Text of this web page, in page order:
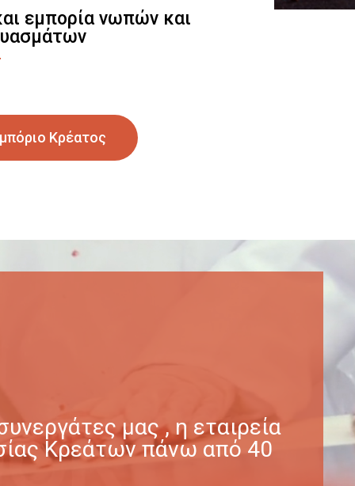
εμπορία νωπών και
Κρέατος
μας , η εταιρεία
Κρεάτων πάνω από 40